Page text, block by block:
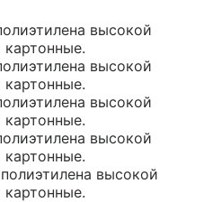
высокой
картонные.
высокой
картонные.
высокой
картонные.
высокой
картонные.
высокой
картонные.